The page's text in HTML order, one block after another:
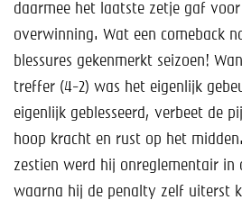
daarmee het laatste zetje gaf
overwinning. Wat een comeback
blessures gekenmerkt seizoen!
treffer (4-2) was het eigenlijk
eigenlijk geblesseerd, verbeet de
hoop kracht en rust op het
zestien werd hij onreglementair in
waarna hij de penalty zelf uiterst